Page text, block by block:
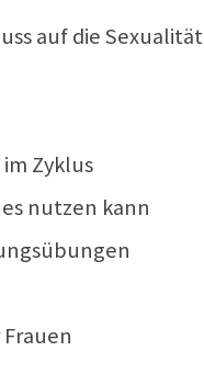
auf die Sexualität
Zyklus
nutzen kann